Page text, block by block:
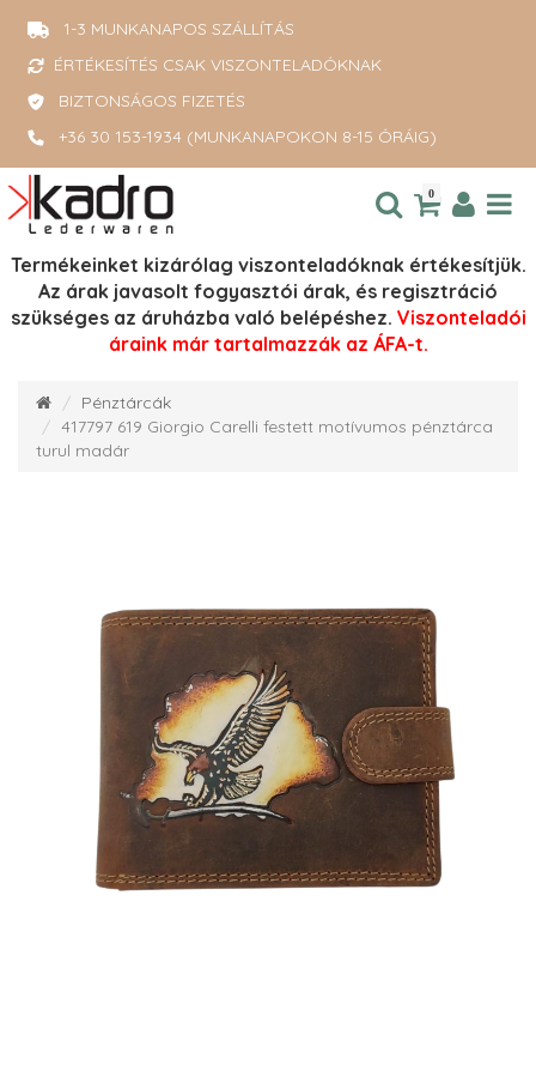
1-3 MUNKANAPOS SZÁLLÍTÁS
ÉRTÉKESÍTÉS CSAK VISZONTELADÓKNAK
BIZTONSÁGOS FIZETÉS
+36 30 153-1934 (MUNKANAPOKON 8-15 ÓRÁIG)
0
Termékeinket kizárólag viszonteladóknak értékesítjük.
Az árak javasolt fogyasztói árak, és regisztráció
szükséges az áruházba való belépéshez. Viszonteladói
áraink már tartalmazzák az ÁFA-t.
Pénztárcák
417797 619 Giorgio Carelli festett motívumos pénztárca
turul madár